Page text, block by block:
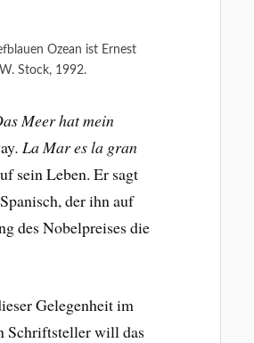
Ozean ist Ernest
Stock, 1992.
Meer hat mein
. La Mar es la gran
sein Leben. Er sagt
der ihn auf
des Nobelpreises die
Gelegenheit im
Schriftsteller will das